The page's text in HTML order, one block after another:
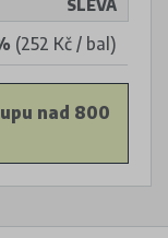
SLEVA
(252 Kč / bal)
nad 800